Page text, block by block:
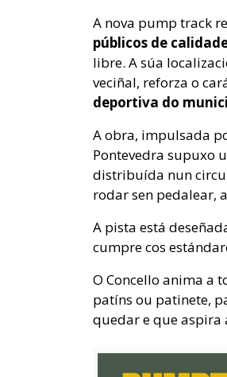
A nova pump track
públicos de
libre. A súa
veciñal, reforza o
deportiva do
A obra, impulsada
Pontevedra supuxo
distribuída nun
rodar sen pedalear,
A pista está
cumpre cos
O Concello anima a
patíns ou patinete,
quedar e que aspira